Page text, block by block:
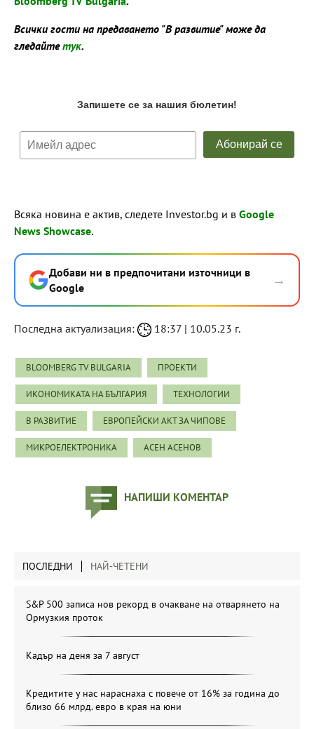
Всички гости на предаването "В развитие" може да
гледайтетук.
Всяка новина е актив, следете Investor.bg и в Google
News Showcase.
Добави ни в предпочитани източници в
Google
→
Последна актуализация: 18:37 | 10.05.23 г.
BLOOMBERG TV BULGARIA ПРОЕКТИ
ИКОНОМИКАТА НА БЪЛГАРИЯ ТЕХНОЛОГИИ
В РАЗВИТИЕ ЕВРОПЕЙСКИ АКТ ЗА ЧИПОВЕ
МИКРОЕЛЕКТРОНИКА АСЕН АСЕНОВ
НАПИШИ КОМЕНТАР
ПОСЛЕДНИ НАЙ-ЧЕТЕНИ
S&P 500 записа нов рекорд в очакване на отварянето на
Ормузкия проток
Кадър на деня за 7 август
Кредитите у нас нараснаха с повече от 16% за година до
близо 66 млрд. евро в края на юни